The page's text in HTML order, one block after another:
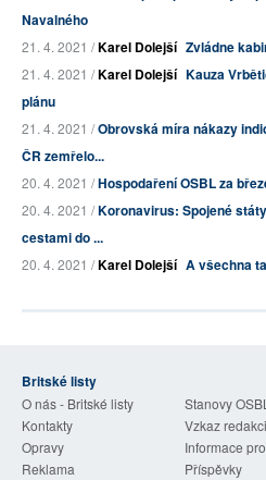
Navalného
21. 4. 2021 /Karel Dolejší Zvládne
21. 4. 2021 /Karel Dolejší Kauza
plánu
21. 4. 2021 /Obrovská míra nákazy
ČR zemřelo...
20. 4. 2021 /Hospodaření OSBL za
20. 4. 2021 /Koronavirus: Spojené
cestami do ...
20. 4. 2021 /Karel Dolejší A všechna
Britské listy
O nás - Britské listy
Stanovy OSBL
Kontakty
Vzkaz redakci
Opravy
Informace
Reklama
Příspěvky